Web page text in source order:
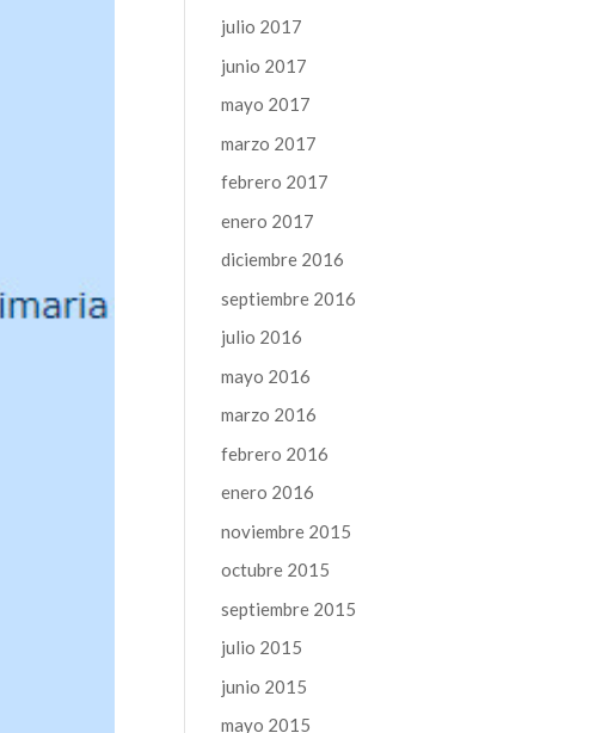
julio 2017
junio 2017
mayo 2017
marzo 2017
febrero 2017
enero 2017
diciembre 2016
septiembre 2016
julio 2016
mayo 2016
marzo 2016
febrero 2016
enero 2016
noviembre 2015
octubre 2015
septiembre 2015
julio 2015
junio 2015
mayo 2015